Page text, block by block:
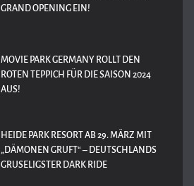
GRAND OPENING EIN!
MOVIE PARK GERMANY ROLLT DEN
ROTEN TEPPICH FÜR DIE SAISON 2024
AUS!
HEIDE PARK RESORT AB 29. MÄRZ MIT
„DÄMONEN GRUFT“ – DEUTSCHLANDS
GRUSELIGSTER DARK RIDE